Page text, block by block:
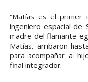
“Matías es el primer
ingeniero espacial de
madre del flamante
Matías, arribaron
para acompañar al
final integrador.